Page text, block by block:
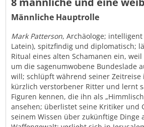
Männliche Hauptrolle
Mark Patterson, Archäologe;
Latein), spitzfindig und diplomatisch;
Ritual eines alten Schamanen ein,
um die sagenumwobene Bundeslade
will; schlüpft während seiner Zeitreise
kürzlich verstorbener Ritter und lernt
Figuren kennen, die ihn als
ansehen; überlistet seine Kritiker und
seinem Wissen über zukünftige Dinge